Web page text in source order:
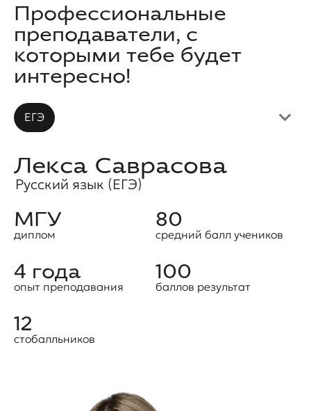
Профессиональные
преподаватели, с
которыми тебе будет
интересно!
Лекса Саврасова
Русский язык (ЕГЭ)
МГУ
диплом
80
средний балл учеников
4 года
опыт преподавания
100
баллов результат
12
стобалльников
ЕГЭ